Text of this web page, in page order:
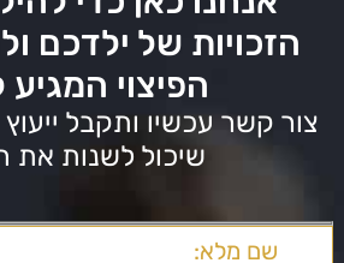
הזכויות של ילדכם
הפיצוי
צור קשר עכשיו ותקבל
שיכול לשנות את